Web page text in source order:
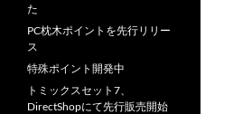
た
PC枕木ポイントを先行リリー
ス
特殊ポイント開発中
トミックスセット7、
DirectShopにて先行販売開始